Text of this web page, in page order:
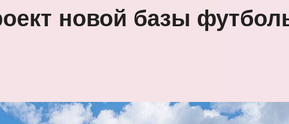
новой базы